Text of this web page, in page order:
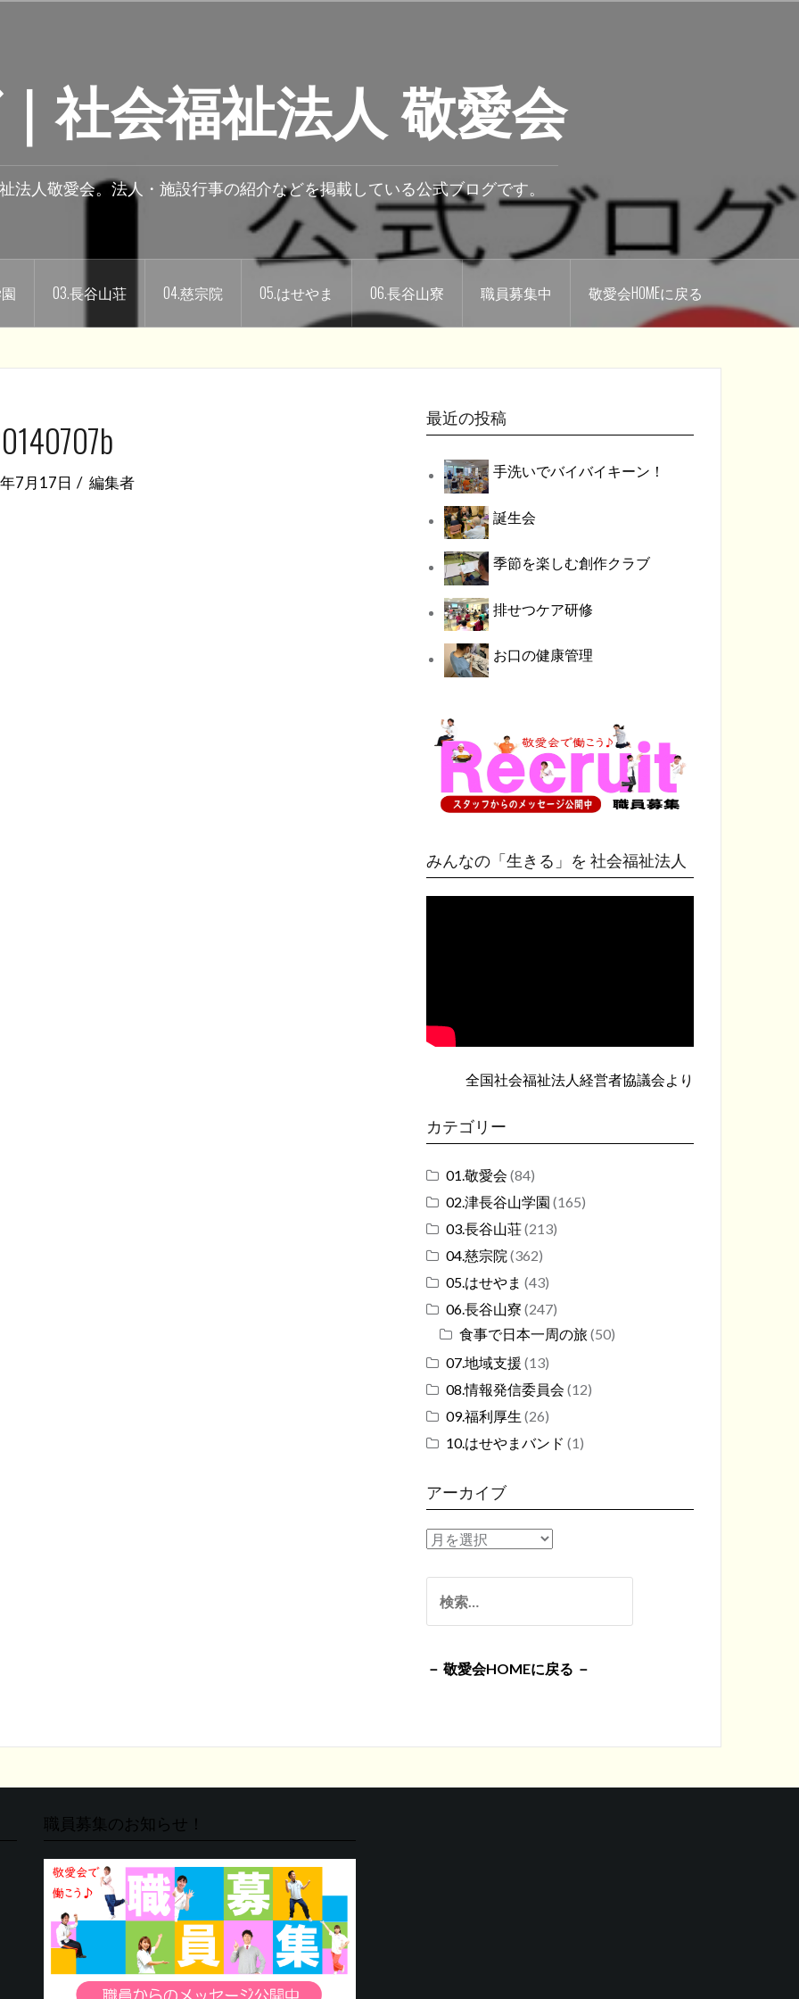
社会福祉法人 敬愛会
法人敬愛会。法人・施設行事の紹介などを掲載している公式ブログです。
03.長谷山荘 04.慈宗院 05.はせやま 06.長谷山寮 職員募集中 敬愛会HOMEに戻る
7月17日 編集者
最近の投稿
手洗いでバイバイキーン！
誕生会
季節を楽しむ創作クラブ
排せつケア研修
お口の健康管理
みんなの「生きる」を 社会福祉法人
全国社会福祉法人経営者協議会より
カテゴリー
01.敬愛会 (84)
02.津長谷山学園 (165)
03.長谷山荘(213)
04.慈宗院 (362)
05.はせやま (43)
06.長谷山寮 (247)
食事で日本一周の旅 (50)
07.地域支援 (13)
08.情報発信委員会 (12)
09.福利厚生 (26)
10.はせやまバンド (1)
アーカイブ
ア
カ
ブ
索:
－ 敬愛会HOMEに戻る －
職員募集のお知らせ！